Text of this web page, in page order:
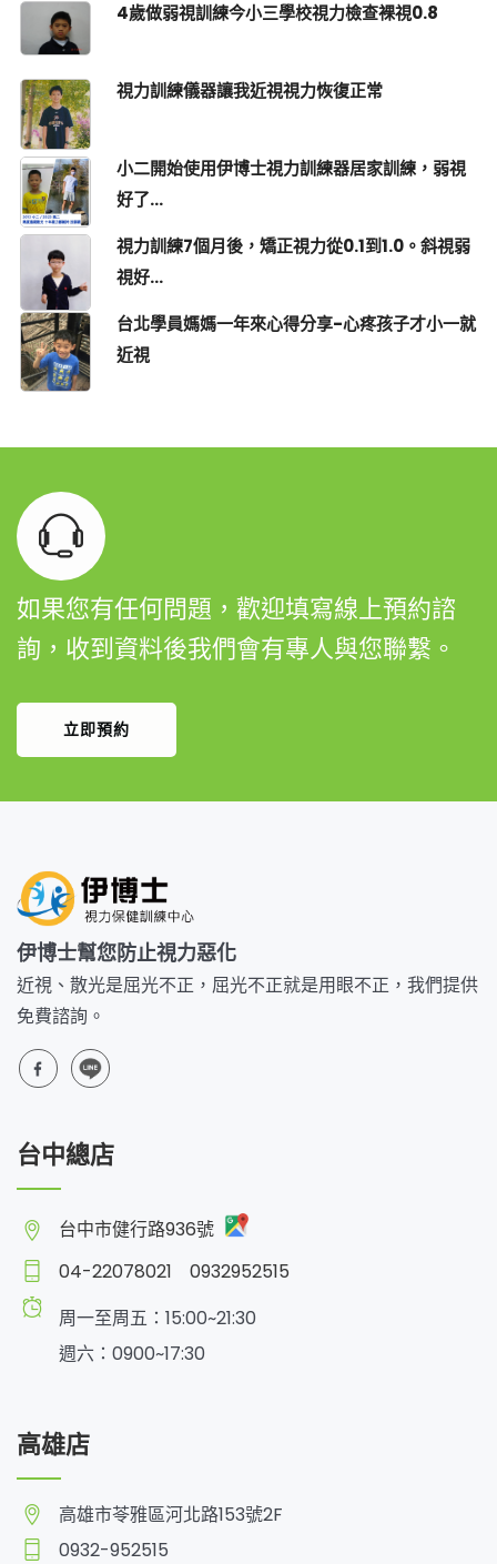
4歲做弱視訓練今小三學校視力檢查裸視0.8
視力訓練儀器讓我近視視力恢復正常
小二開始使用伊博士視力訓練器居家訓練，弱視
好了...
視力訓練7個月後，矯正視力從0.1到1.0。斜視弱
視好...
台北學員媽媽一年來心得分享-心疼孩子才小一就
近視
如果您有任何問題，歡迎填寫線上預約諮
詢，收到資料後我們會有專人與您聯繫。
立即預約
伊博士幫您防止視力惡化
近視、散光是屈光不正，屈光不正就是用眼不正，我們提供
免費諮詢。
台中總店
台中市健行路936號
04-22078021
0932952515
周一至周五：15:00~21:30
週六：0900~17:30
高雄店
高雄市苓雅區河北路153號2F
0932-952515